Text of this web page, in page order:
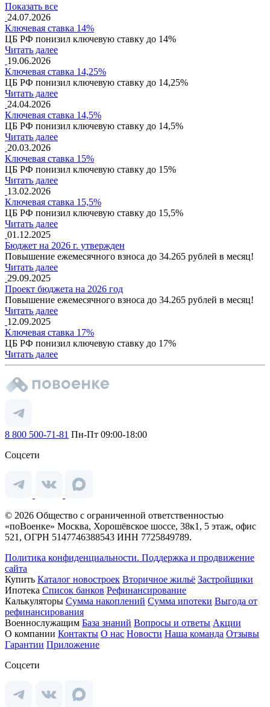
Показать все
24.07.2026
Ключевая ставка 14%
ЦБ РФ понизил ключевую ставку до 14%
Читать далее
19.06.2026
Ключевая ставка 14,25%
ЦБ РФ понизил ключевую ставку до 14,25%
Читать далее
24.04.2026
Ключевая ставка 14,5%
ЦБ РФ понизил ключевую ставку до 14,5%
Читать далее
20.03.2026
Ключевая ставка 15%
ЦБ РФ понизил ключевую ставку до 15%
Читать далее
13.02.2026
Ключевая ставка 15,5%
ЦБ РФ понизил ключевую ставку до 15,5%
Читать далее
01.12.2025
Бюджет на 2026 г. утвержден
Повышение ежемесячного взноса до 34.265 рублей в месяц!
Читать далее
29.09.2025
Проект бюджета на 2026 год
Повышение ежемесячного взноса до 34.265 рублей в месяц!
Читать далее
12.09.2025
Ключевая ставка 17%
ЦБ РФ понизил ключевую ставку до 17%
Читать далее
8 800 500-71-81 Пн-Пт 09:00-18:00
Соцсети
© 2026 Общество с ограниченной ответственностью
«поВоенке» Москва, Хорошёвское шоссе, 38к1, 5 этаж, офис
521, ОГРН 5147746388543 ИНН 7725849789.
Политика конфиденциальности. Поддержка и продвижение
сайта
Купить Каталог новостроек Вторичное жильё Застройщики
Ипотека Список банков Рефинансирование
Калькуляторы Сумма накоплений Сумма ипотеки Выгода от
рефинансирования
Военнослужащим База знаний Вопросы и ответы Акции
О компании Контакты О нас Новости Наша команда Отзывы
Гарантии Приложение
Соцсети